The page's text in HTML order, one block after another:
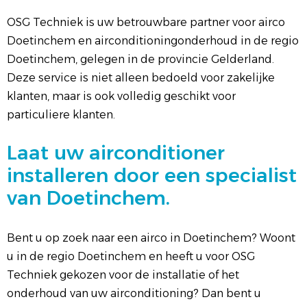
OSG Techniek is uw betrouwbare partner voor airco
Doetinchem en airconditioningonderhoud in de regio
Doetinchem, gelegen in de provincie Gelderland.
Deze service is niet alleen bedoeld voor zakelijke
klanten, maar is ook volledig geschikt voor
particuliere klanten.
Laat uw airconditioner
installeren door een specialist
van Doetinchem.
Bent u op zoek naar een airco in Doetinchem? Woont
u in de regio Doetinchem en heeft u voor OSG
Techniek gekozen voor de installatie of het
onderhoud van uw airconditioning? Dan bent u